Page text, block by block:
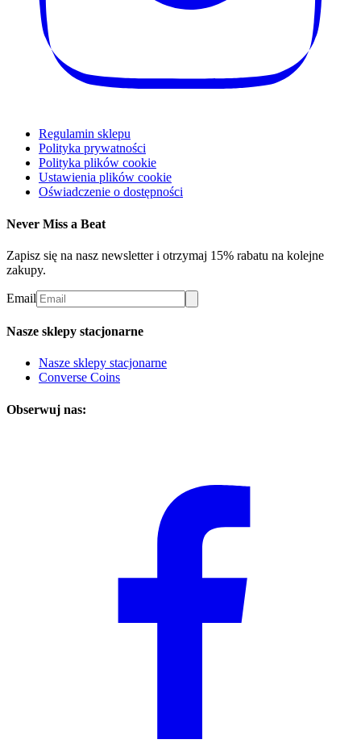
Regulamin sklepu
Polityka prywatności
Polityka plików cookie
Ustawienia plików cookie
Oświadczenie o dostępności
Never Miss a Beat
Zapisz się na nasz newsletter i otrzymaj 15% rabatu na kolejne
zakupy.
Email
Nasze sklepy stacjonarne
Nasze sklepy stacjonarne
Converse Coins
Obserwuj nas: